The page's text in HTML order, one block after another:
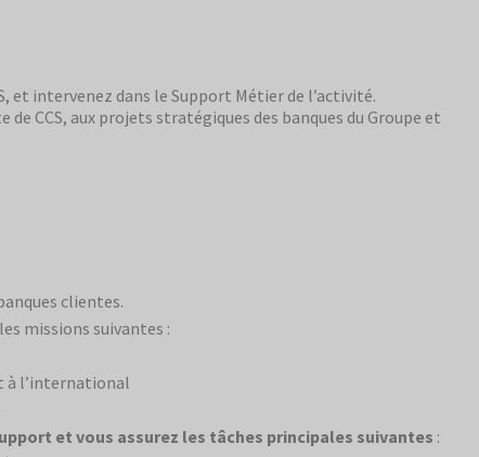
et intervenez dans le Support Métier de l’activité.
CCS, aux projets stratégiques des banques du Groupe et
clientes.
missions suivantes :
à l’international
et vous assurez les tâches principales suivantes :